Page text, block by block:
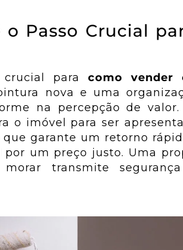
Sites
o Passo Crucial
crucial paracomo vender
nova e uma
na percepção de
o imóvel para ser
garante um retorno
por um preço justo. Uma
transmite